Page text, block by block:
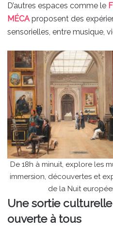
D’autres espaces comme le
MÉCA proposent des
sensorielles, entre musique,
De 18h à minuit, explore les
immersion, découvertes et
de la Nuit
Une sortie
ouverte à tous